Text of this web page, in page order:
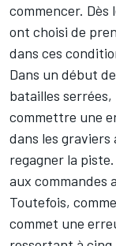
commencer.
ont choisi de
dans ces
Dans un début
batailles serrées,
commettre une
dans les
regagner la
aux commandes
Toutefois,
commet une